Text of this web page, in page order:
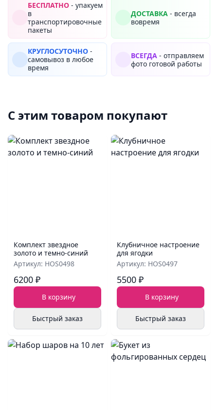
БЕСПЛАТНО - упакуем
в
транспортировочные
пакеты
ДОСТАВКА - всегда
вовремя
КРУГЛОСУТОЧНО -
самовывоз в любое
время
ВСЕГДА - отправляем
фото готовой работы
С этим товаром покупают
Комплект звездное
золото и темно-синий
Артикул: HOS0498
6200 ₽
В корзину
Быстрый заказ
Клубничное настроение
для ягодки
Артикул: HOS0497
5500 ₽
В корзину
Быстрый заказ